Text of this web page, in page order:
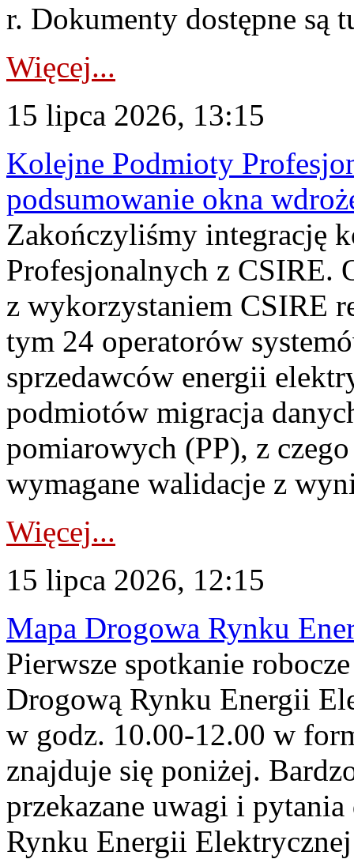
r. Dokumenty dostępne są
Więcej...
15 lipca 2026, 13:15
Kolejne Podmioty
podsumowanie okna
Zakończyliśmy integrację
Profesjonalnych z CSIRE.
z wykorzystaniem CSIRE
tym 24 operatorów
sprzedawców energii
podmiotów migracja
pomiarowych (PP), z
wymagane walidacje z
Więcej...
15 lipca 2026, 12:15
Mapa Drogowa Rynku
Pierwsze spotkanie
Drogową Rynku Energii
w godz. 10.00-12.00 w
znajduje się poniżej.
przekazane uwagi i
Rynku Energii